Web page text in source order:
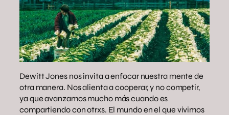
Dewitt Jones nos invita a enfocar nuestra mente de
otra manera. Nos alienta a cooperar, y no competir,
ya que avanzamos mucho más cuando es
compartiendo con otrxs. El mundo en el que vivimos